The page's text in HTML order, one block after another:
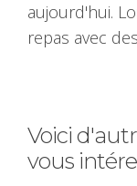
aujourd'hui.
repas avec
Voici
vous